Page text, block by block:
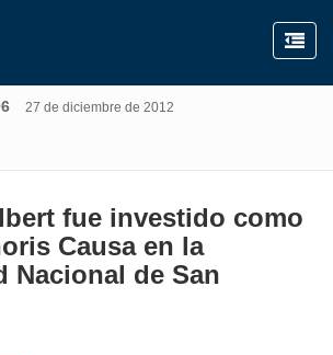
27 de diciembre de 2012
fue investido como
Causa en la
Nacional de San